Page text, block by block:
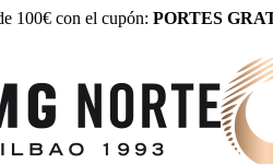
100€ con el cupón: PORTES